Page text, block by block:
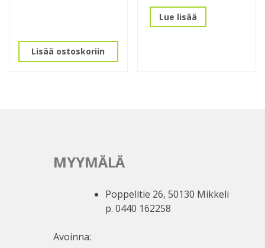
Lisää ostoskoriin
Lue lisää
MYYMÄLÄ
Poppelitie 26, 50130 Mikkeli
p. 0440 162258
Avoinna: